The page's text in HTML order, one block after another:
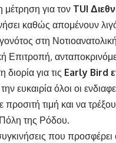
μέτρηση για τον TUI
καθώς απομένουν
στη
Επιτροπή,
για τις Early Bird
ευκαιρία όλοι οι
προσιτή τιμή και να
της Ρόδου.
που προσφέρει